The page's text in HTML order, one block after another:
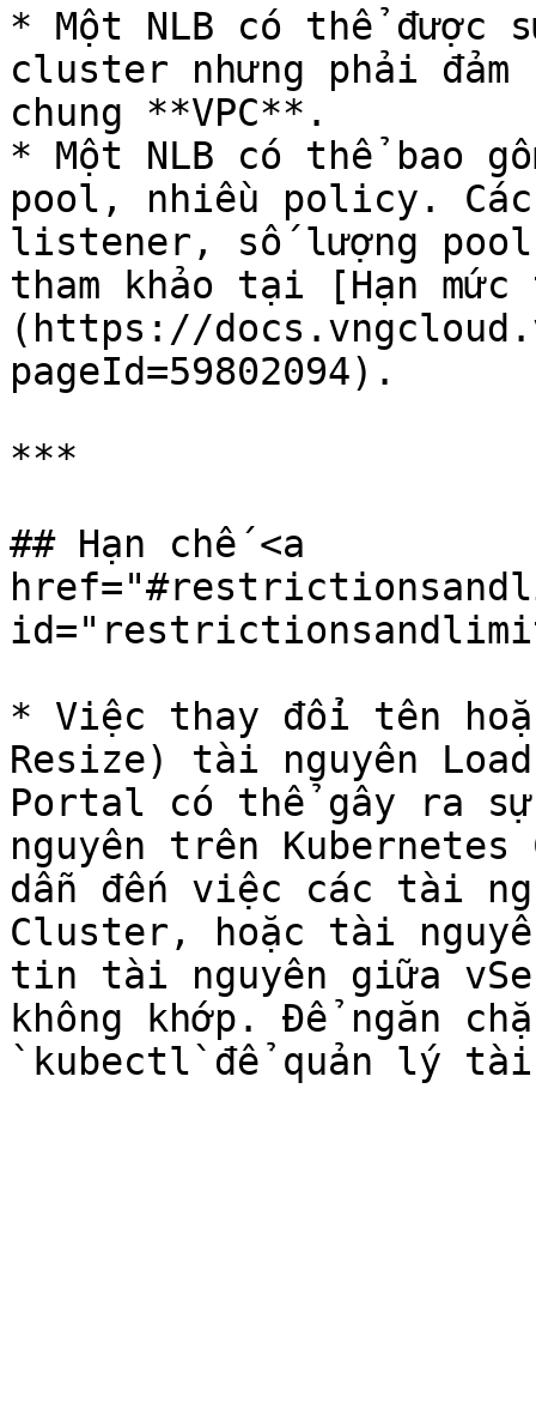
* Một NLB có thể được
cluster nhưng phải
chung **VPC**.
* Một NLB có thể bao
pool, nhiều policy.
listener, số lượng
tham khảo tại [Hạn
(https://
pageId=59802094).
***
## Hạn chế <a
* Việc thay đổi tên
Resize) tài nguyên
Portal có thể gây ra
nguyên trên
dẫn đến việc các tài
Cluster, hoặc tài
tin tài nguyên giữa
không khớp. Để ngăn